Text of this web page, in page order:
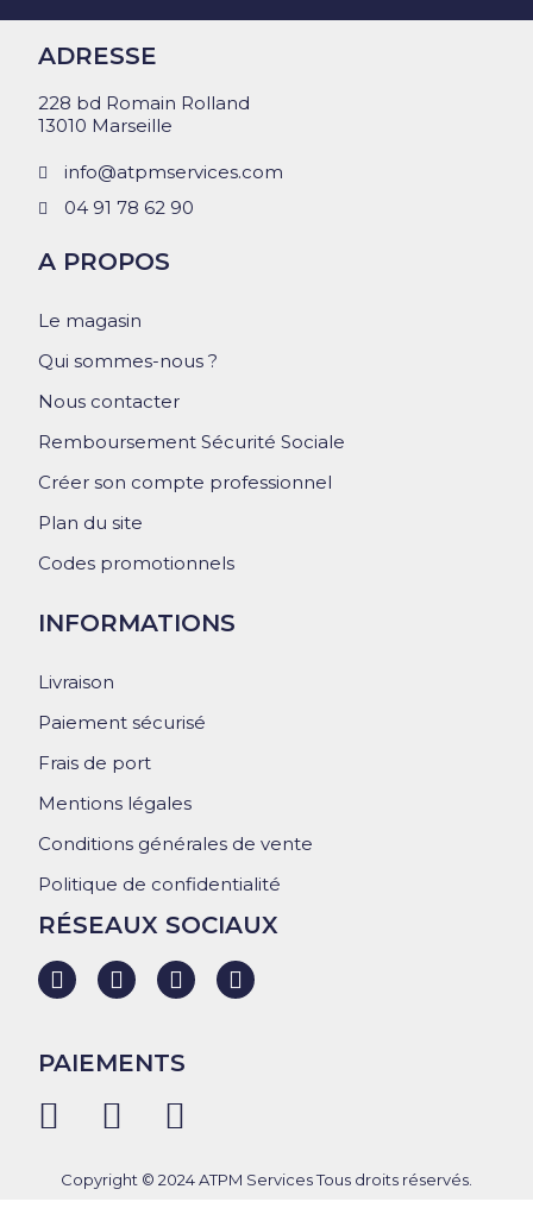
ADRESSE
228 bd Romain Rolland
13010 Marseille
info@atpmservices.com
04 91 78 62 90
A PROPOS
Le magasin
Qui sommes-nous ?
Nous contacter
Remboursement Sécurité Sociale
Créer son compte professionnel
Plan du site
Codes promotionnels
INFORMATIONS
Livraison
Paiement sécurisé
Frais de port
Mentions légales
Conditions générales de vente
Politique de confidentialité
RÉSEAUX SOCIAUX
PAIEMENTS
Copyright © 2024 ATPM Services Tous droits réservés.